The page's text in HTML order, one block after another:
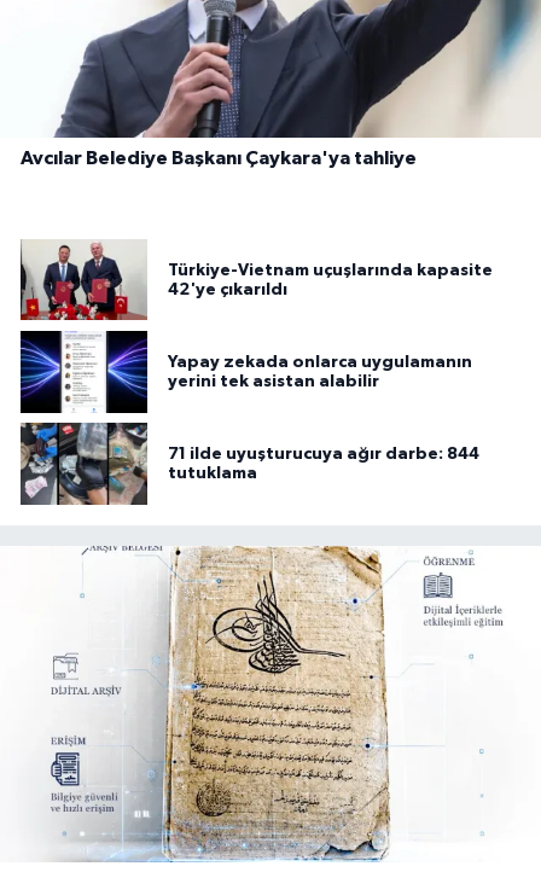
Avcılar Belediye Başkanı Çaykara'ya tahliye
Türkiye-Vietnam uçuşlarında kapasite
42'ye çıkarıldı
Yapay zekada onlarca uygulamanın
yerini tek asistan alabilir
71 ilde uyuşturucuya ağır darbe: 844
tutuklama